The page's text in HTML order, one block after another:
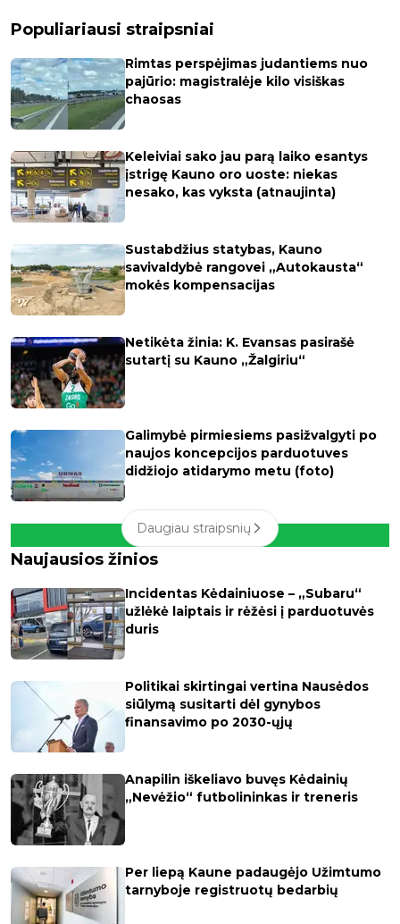
Populiariausi straipsniai
Rimtas perspėjimas judantiems nuo
pajūrio: magistralėje kilo visiškas
chaosas
Keleiviai sako jau parą laiko esantys
įstrigę Kauno oro uoste: niekas
nesako, kas vyksta (atnaujinta)
Sustabdžius statybas, Kauno
savivaldybė rangovei „Autokausta“
mokės kompensacijas
Netikėta žinia: K. Evansas pasirašė
sutartį su Kauno „Žalgiriu“
Galimybė pirmiesiems pasižvalgyti po
naujos koncepcijos parduotuves
didžiojo atidarymo metu (foto)
Daugiau straipsnių
Naujausios žinios
Incidentas Kėdainiuose – „Subaru“
užlėkė laiptais ir rėžėsi į parduotuvės
duris
Politikai skirtingai vertina Nausėdos
siūlymą susitarti dėl gynybos
finansavimo po 2030-ųjų
Anapilin iškeliavo buvęs Kėdainių
„Nevėžio“ futbolininkas ir treneris
Per liepą Kaune padaugėjo Užimtumo
tarnyboje registruotų bedarbių